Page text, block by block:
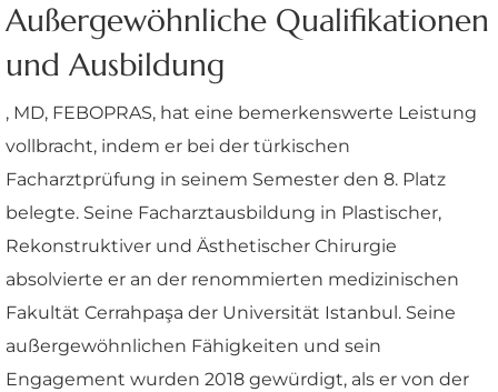
Außergewöhnliche Qualifikationen
und Ausbildung
, MD, FEBOPRAS, hat eine bemerkenswerte Leistung
vollbracht, indem er bei der türkischen
Facharztprüfung in seinem Semester den 8. Platz
belegte. Seine Facharztausbildung in Plastischer,
Rekonstruktiver und Ästhetischer Chirurgie
absolvierte er an der renommierten medizinischen
Fakultät Cerrahpaşa der Universität Istanbul. Seine
außergewöhnlichen Fähigkeiten und sein
Engagement wurden 2018 gewürdigt, als er von der